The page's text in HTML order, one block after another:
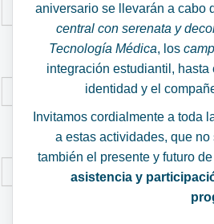
aniversario se llevarán a cabo
central con serenata y
Tecnología Médica, los
integración estudiantil, hasta
identidad y el
Invitamos cordialmente a toda
a estas actividades, que
también el presente y futuro
asistencia y